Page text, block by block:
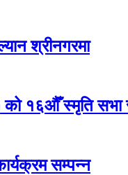
श्रीनगरमा
को १६औँ स्मृति सभा
सम्पन्न